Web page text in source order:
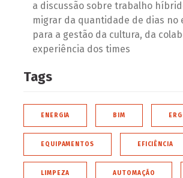
a discussão sobre trabalho
migrar da quantidade de dias no
para a gestão da cultura, da
experiência dos times
Tags
ENERGIA BIM
EQUIPAMENTOS EFICIÊNCIA
LIMPEZA AUTOMAÇÃO